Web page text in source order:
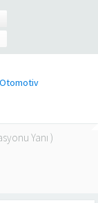
Yanı )